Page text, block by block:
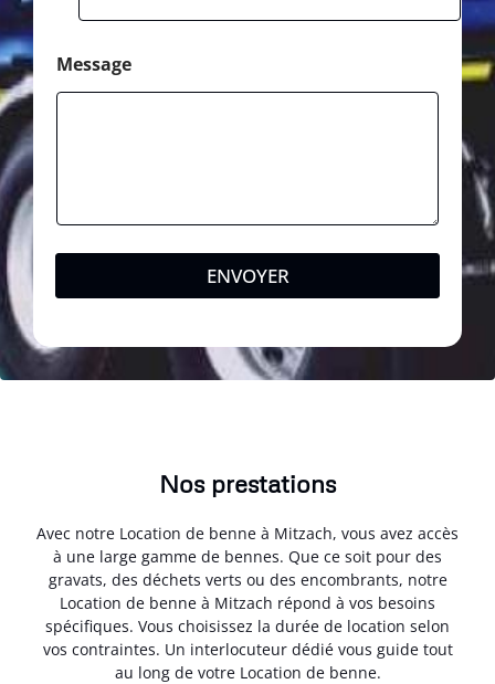
Message
ENVOYER
Nos prestations
Avec notre Location de benne à Mitzach, vous avez accès
à une large gamme de bennes. Que ce soit pour des
gravats, des déchets verts ou des encombrants, notre
Location de benne à Mitzach répond à vos besoins
spécifiques. Vous choisissez la durée de location selon
vos contraintes. Un interlocuteur dédié vous guide tout
au long de votre Location de benne.